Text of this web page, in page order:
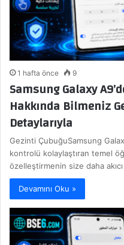
1 hafta önce 9
Samsung Galaxy
Hakkında Bilmeniz
Detaylarıyla
Gezinti ÇubuğuSamsung
kontrolü kolaylaştıran temel
özelleştirmenin size daha
Devamını Oku »